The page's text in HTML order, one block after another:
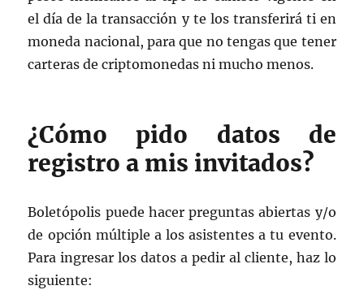
el día de la transacción y te los transferirá ti en
moneda nacional, para que no tengas que tener
carteras de criptomonedas ni mucho menos.
¿Cómo pido datos de
registro a mis invitados?
Boletópolis puede hacer preguntas abiertas y/o
de opción múltiple a los asistentes a tu evento.
Para ingresar los datos a pedir al cliente, haz lo
siguiente: